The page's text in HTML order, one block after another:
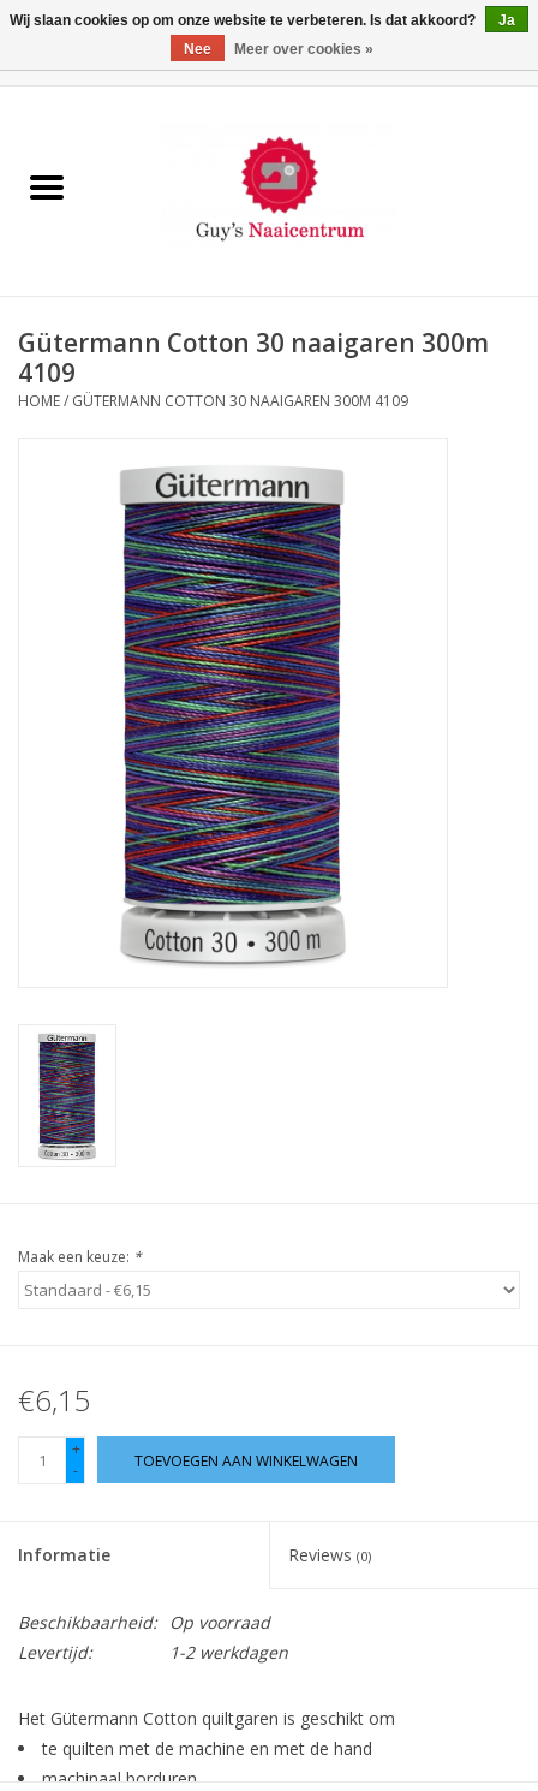
Machines
Paspoppen
Opbergsystemen
Hobby/Knutselen
Breien en haken
Sale / Coupons
Cadeaubonnen
Guy's blog
Gütermann Cotton 30 naaigaren 300m
4109
HOME/ GÜTERMANN COTTON 30 NAAIGAREN 300M 4109
Maak een keuze: *
€6,15
+
-
TOEVOEGEN AAN WINKELWAGEN
Informatie Reviews (0)
Beschikbaarheid:
Op voorraad
Levertijd:
1-2 werkdagen
Het Gütermann Cotton quiltgaren is geschikt om
te quilten met de machine en met de hand
machinaal borduren
Wij slaan cookies op om onze website te verbeteren. Is dat akkoord?
Ja
Nee
Meer over cookies »